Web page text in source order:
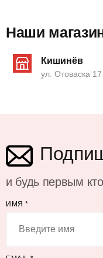
Наши
Кишинёв
ул. Отоваска 17
и будь первым
ИМЯ *